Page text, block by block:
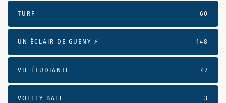
TURF 60
UN ÉCLAIR DE GUENY ⚡️ 148
VIE ÉTUDIANTE 47
VOLLEY-BALL 3